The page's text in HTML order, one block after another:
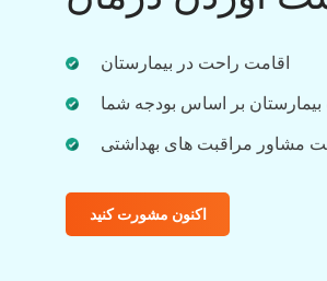
اقامت راحت در بیمارستان
بیمارستان بر اساس بودجه شما
مشاور مراقبت های بهداشتی
اکنون مشورت کنید
به روز رسانی منظم در مورد نیازهای درمانی